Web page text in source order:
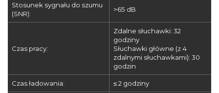
Stosunek sygnału do szumu
(SNR):
>65 dB
Czas pracy:
Zdalne słuchawki: 32
godziny
Słuchawki główne (z 4
zdalnymi słuchawkami): 30
godzin
Czas ładowania: ≤ 2 godziny